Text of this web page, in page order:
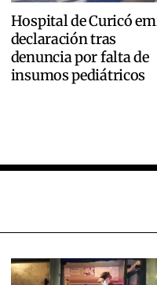
Hospital de Curicó
declaración tras
denuncia por falta de
insumos pediátricos